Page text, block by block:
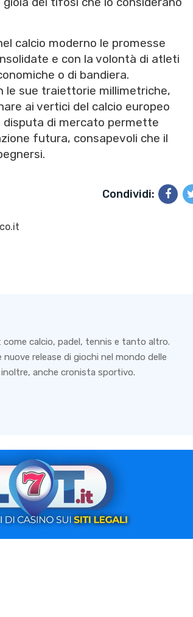
calcio moderno le promesse
e con la volontà di atleti
o di bandiera.
le sue traiettorie millimetriche,
ai vertici del calcio europeo
disputa di mercato permette
futura, consapevoli che il
Condividi:
calcio, padel, tennis e tanto altro.
release di giochi nel mondo delle
anche cronista sportivo.